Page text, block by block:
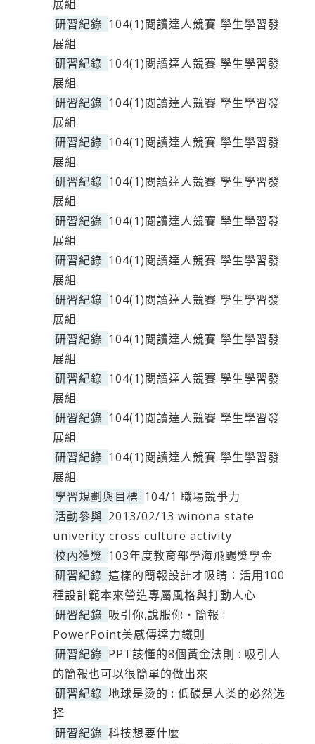
展組
研習紀錄 104(1)閱讀達人競賽 學生學習發
展組
研習紀錄 104(1)閱讀達人競賽 學生學習發
展組
研習紀錄 104(1)閱讀達人競賽 學生學習發
展組
研習紀錄 104(1)閱讀達人競賽 學生學習發
展組
研習紀錄 104(1)閱讀達人競賽 學生學習發
展組
研習紀錄 104(1)閱讀達人競賽 學生學習發
展組
研習紀錄 104(1)閱讀達人競賽 學生學習發
展組
研習紀錄 104(1)閱讀達人競賽 學生學習發
展組
研習紀錄 104(1)閱讀達人競賽 學生學習發
展組
研習紀錄 104(1)閱讀達人競賽 學生學習發
展組
研習紀錄 104(1)閱讀達人競賽 學生學習發
展組
研習紀錄 104(1)閱讀達人競賽 學生學習發
展組
學習規劃與目標 104/1 職場競爭力
活動參與 2013/02/13 winona state
univerity cross culture activity
校內獲獎 103年度教育部學海飛颺獎學金
研習紀錄 這樣的簡報設計才吸睛：活用100
種設計範本來營造專屬風格與打動人心
研習紀錄 吸引你,說服你‧簡報 :
PowerPoint美感傳達力鐵則
研習紀錄 PPT該懂的8個黃金法則 : 吸引人
的簡報也可以很簡單的做出來
研習紀錄 地球是烫的 : 低碳是人类的必然选
择
研習紀錄 科技想要什麼